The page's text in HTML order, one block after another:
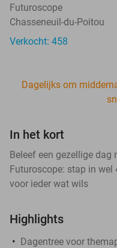
Futuroscope
Chasseneuil-du-Poitou
Verkocht: 458
Dagelijks om
In het kort
Beleef een gezellige
Futuroscope: stap in
voor ieder wat wils
Highlights
Dagentree voor